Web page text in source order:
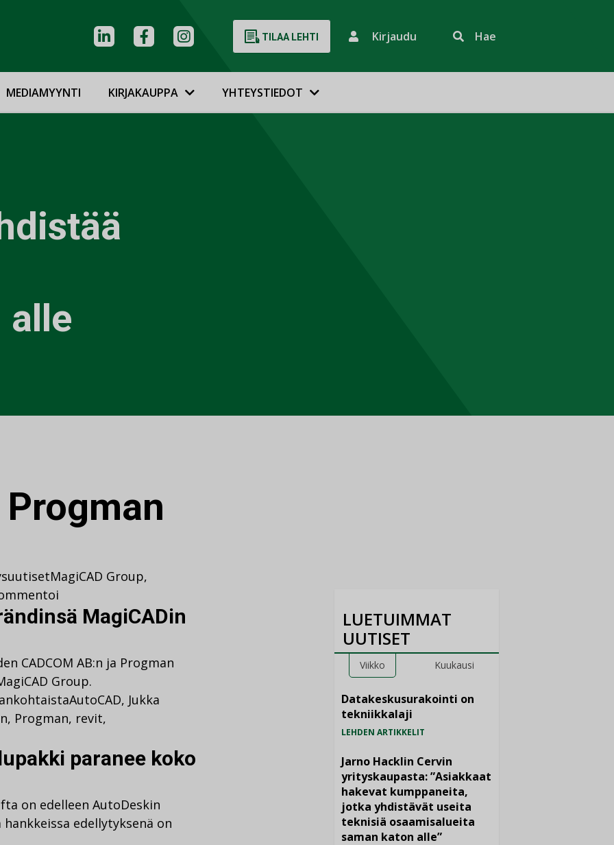
TILAA LEHTI Kirjaudu Hae
MEDIAMYYNTI KIRJAKAUPPA YHTEYSTIEDOT
alle
Progman
MagiCAD Group,
MagiCADin
CADCOM AB:n ja Progman
Group.
AutoCAD, Jukka
, Progman, revit,
paranee koko
on edelleen AutoDeskin
edellytyksenä on
LUETUIMMAT
UUTISET
Viikko Kuukausi
Datakeskusurakointi on
tekniikkalaji
LEHDEN ARTIKKELIT
Jarno Hacklin Cervin
yrityskaupasta: ”Asiakkaat
hakevat kumppaneita,
jotka yhdistävät useita
teknisiä osaamisalueita
saman katon alle”